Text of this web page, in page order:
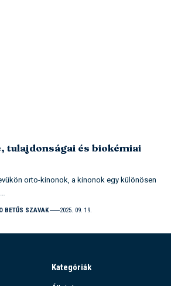
tulajdonságai és biokémiai
orto-kinonok, a kinonok egy különösen
BETŰS SZAVAK 2025. 09. 19.
Kategóriák